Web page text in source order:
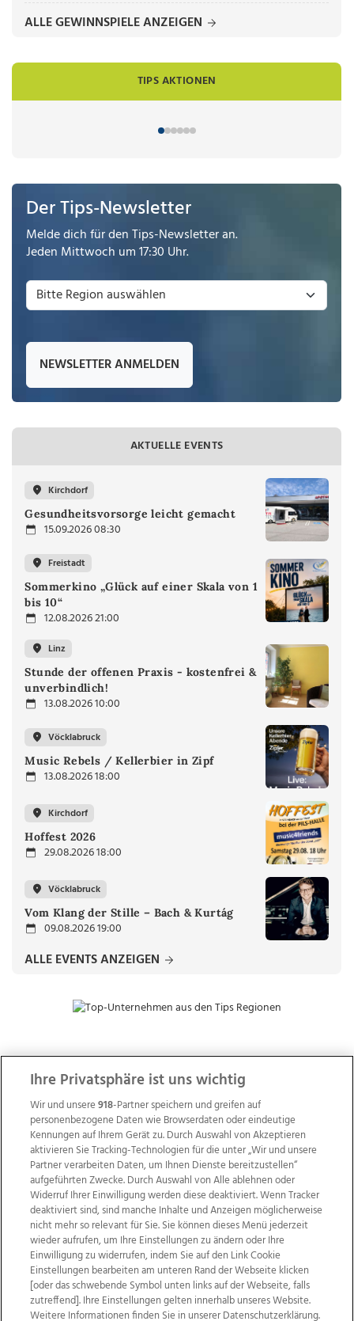
ALLE GEWINNSPIELE ANZEIGEN
TIPS AKTIONEN
Der Tips-Newsletter
Melde dich für den Tips-Newsletter an.
Jeden Mittwoch um 17:30 Uhr.
NEWSLETTER ANMELDEN
AKTUELLE EVENTS
Kirchdorf
Gesundheitsvorsorge leicht gemacht
15.09.2026 08:30
Freistadt
Sommerkino „Glück auf einer Skala von 1
bis 10“
12.08.2026 21:00
Linz
Stunde der offenen Praxis - kostenfrei &
unverbindlich!
13.08.2026 10:00
Vöcklabruck
Music Rebels / Kellerbier in Zipf
13.08.2026 18:00
Kirchdorf
Hoffest 2026
29.08.2026 18:00
Vöcklabruck
Vom Klang der Stille – Bach & Kurtág
09.08.2026 19:00
ALLE EVENTS ANZEIGEN
ZUR NACHRICHTENÜBERSICHT
Wir über uns Mediadaten Kontakt
Jobs
Datenschutz
Impressum
AGB Anzeigekunden
Ihre Privatsphäre ist uns wichtig
Wir und unsere918-Partner speichern und greifen auf
personenbezogene Daten wie Browserdaten oder eindeutige
Kennungen auf Ihrem Gerät zu. Durch Auswahl von Akzeptieren
aktivieren Sie Tracking-Technologien für die unter „Wir und unsere
Partner verarbeiten Daten, um Ihnen Dienste bereitzustellen“
aufgeführten Zwecke. Durch Auswahl von Alle ablehnen oder
Widerruf Ihrer Einwilligung werden diese deaktiviert. Wenn Tracker
deaktiviert sind, sind manche Inhalte und Anzeigen möglicherweise
nicht mehr so relevant für Sie. Sie können dieses Menü jederzeit
wieder aufrufen, um Ihre Einstellungen zu ändern oder Ihre
Einwilligung zu widerrufen, indem Sie auf den Link Cookie
Einstellungen bearbeiten am unteren Rand der Webseite klicken
[oder das schwebende Symbol unten links auf der Webseite, falls
zutreffend]. Ihre Einstellungen gelten innerhalb unseres Website.
Weitere Informationen finden Sie in unserer Datenschutzerklärung.